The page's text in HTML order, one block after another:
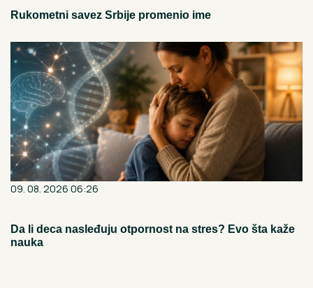
Rukometni savez Srbije promenio ime
09. 08. 2026 06:26
Da li deca nasleđuju otpornost na stres? Evo šta kaže
nauka